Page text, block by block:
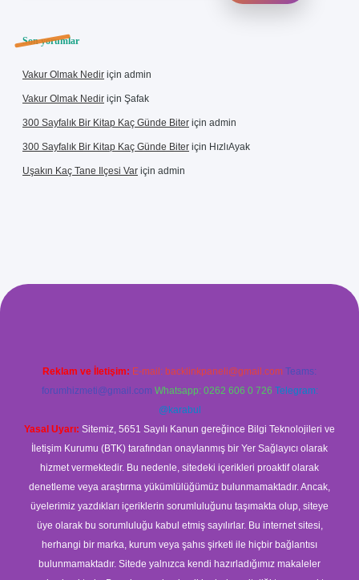
Son yorumlar
Vakur Olmak Nedir için admin
Vakur Olmak Nedir için Şafak
300 Sayfalık Bir Kitap Kaç Günde Biter için admin
300 Sayfalık Bir Kitap Kaç Günde Biter için HızlıAyak
Uşakın Kaç Tane Ilçesi Var için admin
Reklam ve İletişim: E-mail: backlinkpaneli@gmail.com Teams:
forumhizmeti@gmail.com Whatsapp: 0262 606 0 726 Telegram:
@karabul
Yasal Uyarı: Sitemiz, 5651 Sayılı Kanun gereğince Bilgi Teknolojileri ve
İletişim Kurumu (BTK) tarafından onaylanmış bir Yer Sağlayıcı olarak
hizmet vermektedir. Bu nedenle, sitedeki içerikleri proaktif olarak
denetleme veya araştırma yükümlülüğümüz bulunmamaktadır. Ancak,
üyelerimiz yazdıkları içeriklerin sorumluluğunu taşımakta olup, siteye
üye olarak bu sorumluluğu kabul etmiş sayılırlar. Bu internet sitesi,
herhangi bir marka, kurum veya şahıs şirketi ile hiçbir bağlantısı
bulunmamaktadır. Sitede yalnızca kendi hazırladığımız makaleler